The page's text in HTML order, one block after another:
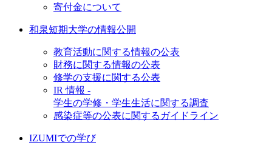
寄付金について
和泉短期大学の情報公開
教育活動に関する情報の公表
財務に関する情報の公表
修学の支援に関する公表
IR 情報 -
学生の学修・学生生活に関する調査
感染症等の公表に関するガイドライン
IZUMIでの学び